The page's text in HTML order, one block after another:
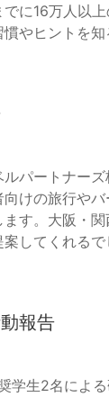
でに16万人以
やヒントを知
パートナー
けの旅行や
す。大阪・
してくれるで
報告
学生2名によ